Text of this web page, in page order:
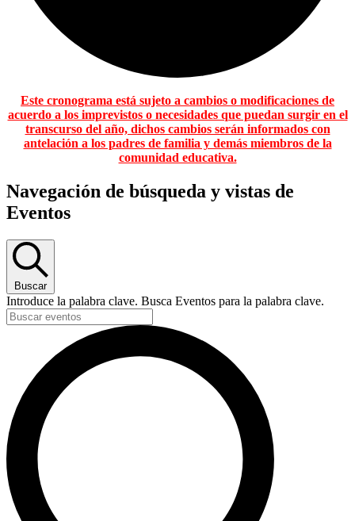
Este cronograma está sujeto a cambios o modificaciones de
acuerdo a los imprevistos o necesidades que puedan surgir en el
transcurso del año, dichos cambios serán informados con
antelación a los padres de familia y demás miembros de la
comunidad educativa.
Navegación de búsqueda y vistas de
Eventos
Buscar
Introduce la palabra clave. Busca Eventos para la palabra clave.